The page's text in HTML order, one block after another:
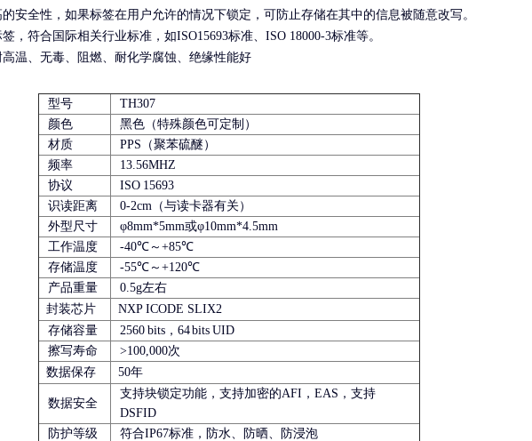
安全性，如果标签在用户允许的情况下锁定，可防止存储在其中的信息被随意改写。
，符合国际相关行业标准，如ISO15693标准、ISO 18000-3标准等。
温、无毒、阻燃、耐化学腐蚀、绝缘性能好
型号
TH307
颜色
黑色（特殊颜色可定制）
材质
PPS（聚苯硫醚）
频率
13.56MHZ
协议
ISO 15693
识读距离
0-2cm（与读卡器有关）
外型尺寸
φ8mm*5mm或φ10mm*4.5mm
工作温度
-40℃～+85℃
存储温度
-55℃～+120℃
产品重量
0.5g左右
封装芯片
NXP ICODE SLIX2
存储容量
2560 bits，64 bits UID
擦写寿命
>100,000次
数据保存
50年
数据安全
支持块锁定功能，支持加密的AFI，EAS，支持
DSFID
防护等级
符合IP67标准，防水、防晒、防浸泡